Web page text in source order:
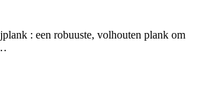
: een robuuste, volhouten plank om